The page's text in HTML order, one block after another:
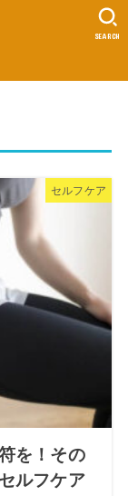
SEARCH
セルフケア
を！その
ルフケア